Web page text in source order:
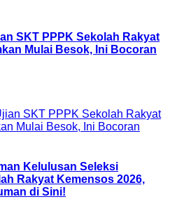
SKT PPPK Sekolah Rakyat
Mulai Besok, Ini Bocoran
Kelulusan Seleksi
Rakyat Kemensos 2026,
di Sini!